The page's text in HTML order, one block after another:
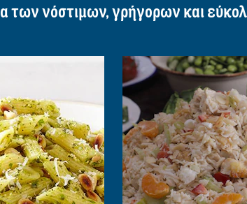
των νόστιμων, γρήγορων και